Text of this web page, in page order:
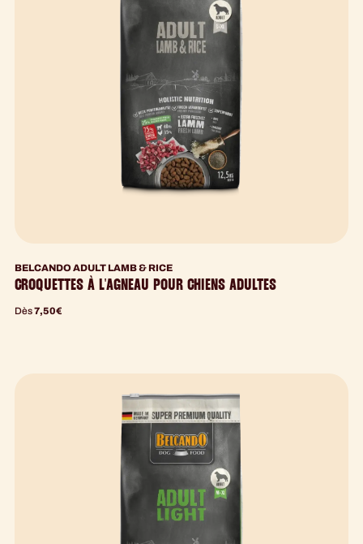
BELCANDO ADULT LAMB & RICE
CROQUETTES À L'AGNEAU POUR CHIENS ADULTES
Dès7,50€